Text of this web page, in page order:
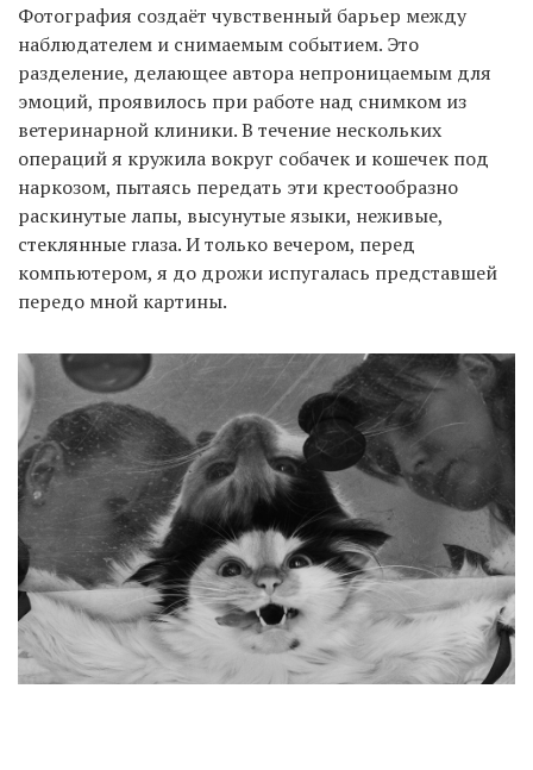
Фотография создаёт чувственный барьер между
наблюдателем и снимаемым событием. Это
разделение, делающее автора непроницаемым для
эмоций, проявилось при работе над снимком из
ветеринарной клиники. В течение нескольких
операций я кружила вокруг собачек и кошечек под
наркозом, пытаясь передать эти крестообразно
раскинутые лапы, высунутые языки, неживые,
стеклянные глаза. И только вечером, перед
компьютером, я до дрожи испугалась представшей
передо мной картины.